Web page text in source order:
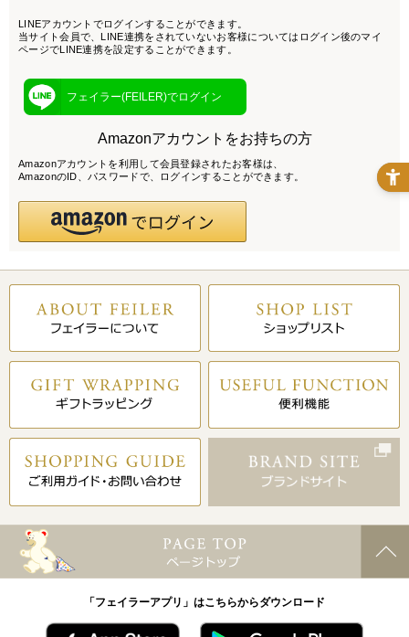
LINEアカウントでログインすることができます。
当サイト会員で、LINE連携をされていないお客様についてはログイン後のマイ
ページでLINE連携を設定することができます。
フェイラー(FEILER)でログイン
Amazonアカウントをお持ちの方
Amazonアカウントを利用して会員登録されたお客様は、
AmazonのID、パスワードで、ログインすることができます。
「フェイラーアプリ」はこちらからダウンロード